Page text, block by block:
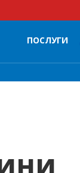
ПОСЛУГИ